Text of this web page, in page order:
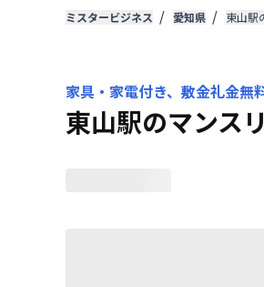
ミスタービジネス 愛知県 東山駅
家具・家電付き、敷金礼金無
東山駅のマンス